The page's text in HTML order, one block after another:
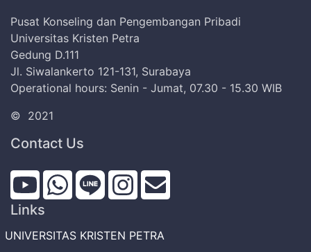
Pusat Konseling dan Pengembangan Pribadi
Universitas Kristen Petra
Gedung D.111
Jl. Siwalankerto 121-131, Surabaya
Operational hours: Senin - Jumat, 07.30 - 15.30 WIB
© 2021
Contact Us
Links
UNIVERSITAS KRISTEN PETRA